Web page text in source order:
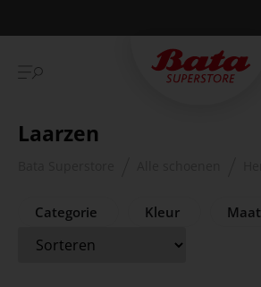
Betaal achteraf met Klarna
Laarzen
Categorie Kleur Maat